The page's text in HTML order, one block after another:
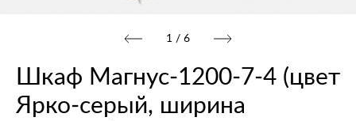
1 / 6
Шкаф Магнус‑1200‑7‑4 (цвет
Ярко‑серый, ширина